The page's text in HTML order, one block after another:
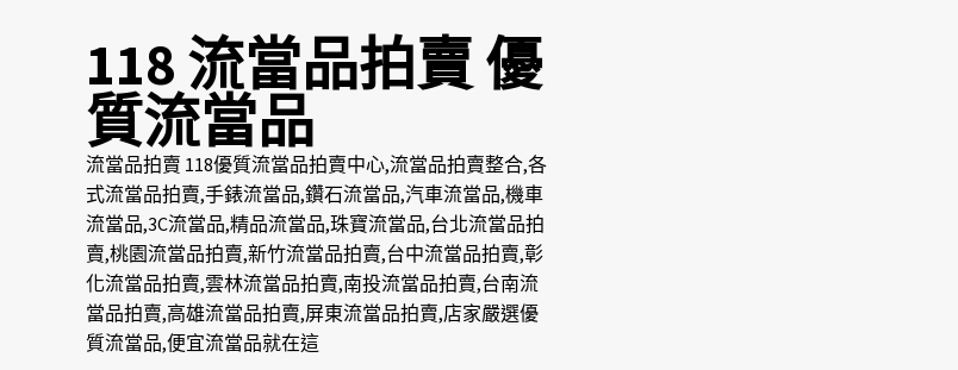
118 流當品拍賣 優
質流當品
流當品拍賣 118優質流當品拍賣中心,流當品拍賣整合,各
式流當品拍賣,手錶流當品,鑽石流當品,汽車流當品,機車
流當品,3C流當品,精品流當品,珠寶流當品,台北流當品拍
賣,桃園流當品拍賣,新竹流當品拍賣,台中流當品拍賣,彰
化流當品拍賣,雲林流當品拍賣,南投流當品拍賣,台南流
當品拍賣,高雄流當品拍賣,屏東流當品拍賣,店家嚴選優
質流當品,便宜流當品就在這